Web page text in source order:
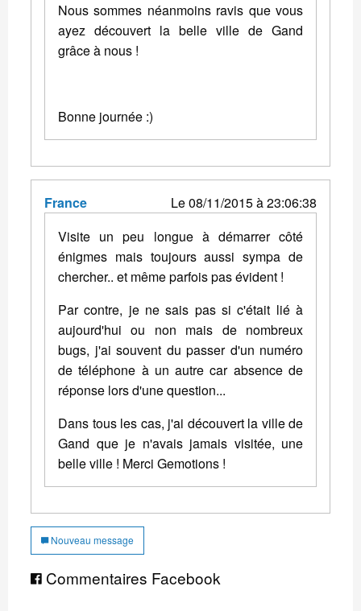
Nous sommes néanmoins ravis que vous
ayez découvert la belle ville de Gand
grâce à nous !
Bonne journée :)
France
Le 08/11/2015 à 23:06:38
Visite un peu longue à démarrer côté
énigmes mais toujours aussi sympa de
chercher.. et même parfois pas évident !
Par contre, je ne sais pas si c'était lié à
aujourd'hui ou non mais de nombreux
bugs, j'ai souvent du passer d'un numéro
de téléphone à un autre car absence de
réponse lors d'une question...
Dans tous les cas, j'ai découvert la ville de
Gand que je n'avais jamais visitée, une
belle ville ! Merci Gemotions !
Nouveau message
Commentaires Facebook